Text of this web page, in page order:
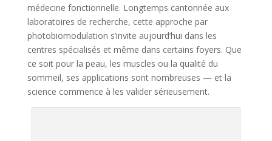
médecine fonctionnelle. Longtemps cantonnée aux
laboratoires de recherche, cette approche par
photobiomodulation s’invite aujourd’hui dans les
centres spécialisés et même dans certains foyers. Que
ce soit pour la peau, les muscles ou la qualité du
sommeil, ses applications sont nombreuses — et la
science commence à les valider sérieusement.